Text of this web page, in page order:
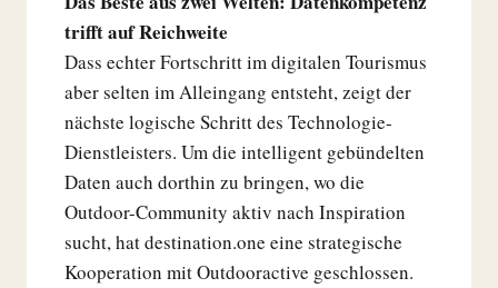
trifft auf Reichweite
Dass echter Fortschritt im digitalen Tourismus
aber selten im Alleingang entsteht, zeigt der
nächste logische Schritt des Technologie-
Dienstleisters. Um die intelligent gebündelten
Daten auch dorthin zu bringen, wo die
Outdoor-Community aktiv nach Inspiration
sucht, hat destination.one eine strategische
Kooperation mit Outdooractive geschlossen.